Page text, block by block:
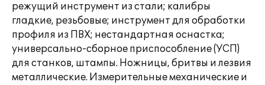
режущий инструмент из стали; калибры
гладкие, резьбовые; инструмент для обработки
профиля из ПВХ; нестандартная оснастка;
универсально-сборное приспособление (УСП)
для станков, штампы. Ножницы, бритвы и лезвия
металлические. Измерительные механические и